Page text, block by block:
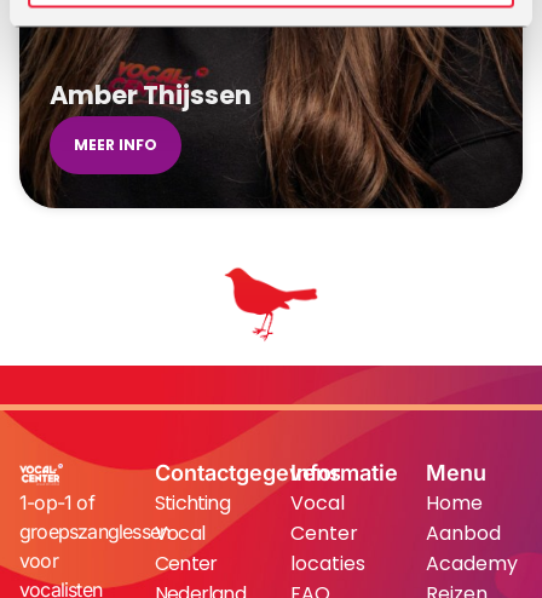
Amber Thijssen
MEER INFO
1-op-1 of
groepszanglessen
voor
vocalisten
Contactgegevens
Stichting
Vocal
Center
Informatie
Vocal
Center
locaties
Menu
Home
Aanbod
Academy